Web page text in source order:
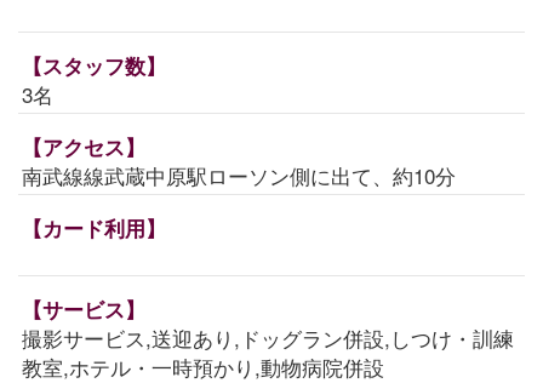
【スタッフ数】
3名
【アクセス】
南武線線武蔵中原駅ローソン側に出て、約10分
【カード利用】
【サービス】
撮影サービス,送迎あり,ドッグラン併設,しつけ・訓練
教室,ホテル・一時預かり,動物病院併設